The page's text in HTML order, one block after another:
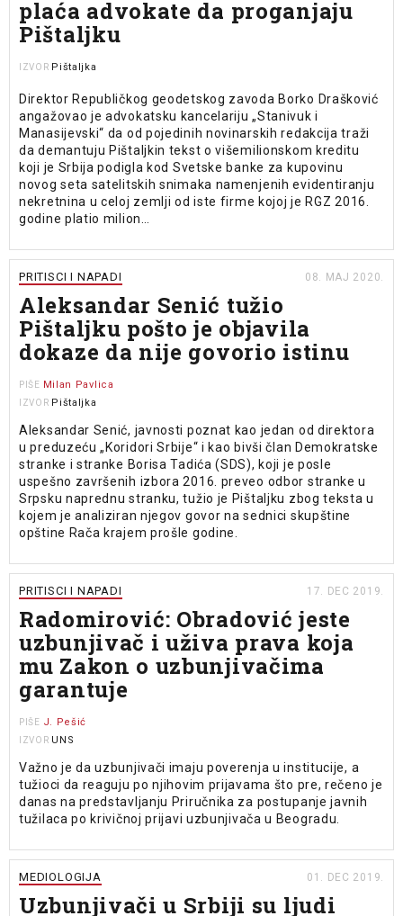
plaća advokate da proganjaju
Pištaljku
IZVOR Pištaljka
Direktor Republičkog geodetskog zavoda Borko Drašković
angažovao je advokatsku kancelariju „Stanivuk i
Manasijevski“ da od pojedinih novinarskih redakcija traži
da demantuju Pištaljkin tekst o višemilionskom kreditu
koji je Srbija podigla kod Svetske banke za kupovinu
novog seta satelitskih snimaka namenjenih evidentiranju
nekretnina u celoj zemlji od iste firme kojoj je RGZ 2016.
godine platio milion…
PRITISCI I NAPADI 08. MAJ 2020.
Aleksandar Senić tužio
Pištaljku pošto je objavila
dokaze da nije govorio istinu
PIŠE Milan Pavlica
IZVOR Pištaljka
Aleksandar Senić, javnosti poznat kao jedan od direktora
u preduzeću „Koridori Srbije“ i kao bivši član Demokratske
stranke i stranke Borisa Tadića (SDS), koji je posle
uspešno završenih izbora 2016. preveo odbor stranke u
Srpsku naprednu stranku, tužio je Pištaljku zbog teksta u
kojem je analiziran njegov govor na sednici skupštine
opštine Rača krajem prošle godine.
PRITISCI I NAPADI 17. DEC 2019.
Radomirović: Obradović jeste
uzbunjivač i uživa prava koja
mu Zakon o uzbunjivačima
garantuje
PIŠE J. Pešić
IZVOR UNS
Važno je da uzbunjivači imaju poverenja u institucije, a
tužioci da reaguju po njihovim prijavama što pre, rečeno je
danas na predstavljanju Priručnika za postupanje javnih
tužilaca po krivičnoj prijavi uzbunjivača u Beogradu.
MEDIOLOGIJA 01. DEC 2019.
Uzbunjivači u Srbiji su ljudi